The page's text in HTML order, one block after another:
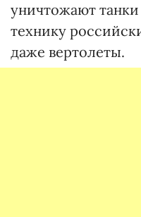
уничтожают
технику
даже вертолеты.